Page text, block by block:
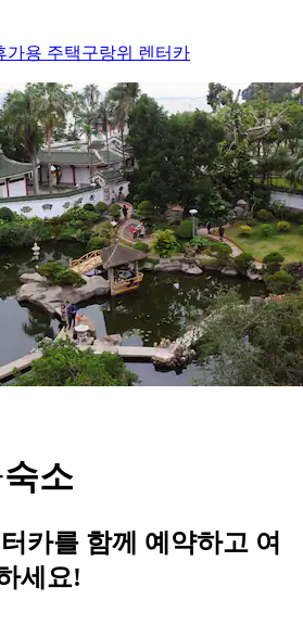
가용 주택구랑위 렌터카
소
카를 함께 예약하고 여
세요!